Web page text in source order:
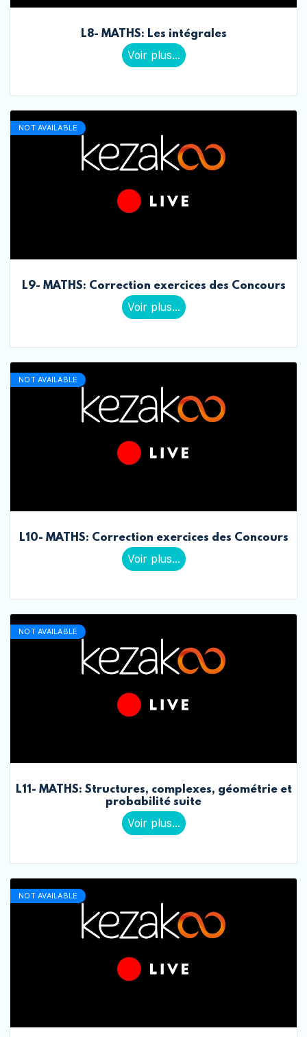
L8- MATHS: Les intégrales
Voir plus...
NOT AVAILABLE
L9- MATHS: Correction exercices des Concours
Voir plus...
NOT AVAILABLE
L10- MATHS: Correction exercices des Concours
Voir plus...
NOT AVAILABLE
L11- MATHS: Structures, complexes, géométrie et
probabilité suite
Voir plus...
NOT AVAILABLE